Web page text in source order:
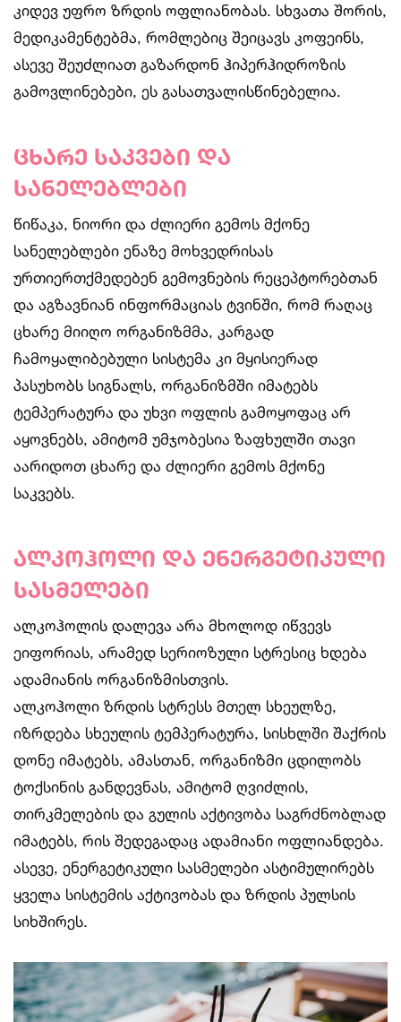
კიდევ უფრო ზრდის ოფლიანობას. სხვათა შორის,
მედიკამენტებმა, რომლებიც შეიცავს კოფეინს,
ასევე შეუძლიათ გაზარდონ ჰიპერჰიდროზის
გამოვლინებები, ეს გასათვალისწინებელია.
ცხარე საკვები და
სანელებლები
წიწაკა, ნიორი და ძლიერი გემოს მქონე
სანელებლები ენაზე მოხვედრისას
ურთიერთქმედებენ გემოვნების რეცეპტორებთან
და აგზავნიან ინფორმაციას ტვინში, რომ რაღაც
ცხარე მიიღო ორგანიზმმა, კარგად
ჩამოყალიბებული სისტემა კი მყისიერად
პასუხობს სიგნალს, ორგანიზმში იმატებს
ტემპერატურა და უხვი ოფლის გამოყოფაც არ
აყოვნებს, ამიტომ უმჯობესია ზაფხულში თავი
აარიდოთ ცხარე და ძლიერი გემოს მქონე
საკვებს.
ალკოჰოლი და ენერგეტიკული
სასმელები
ალკოჰოლის დალევა არა მხოლოდ იწვევს
ეიფორიას, არამედ სერიოზული სტრესიც ხდება
ადამიანის ორგანიზმისთვის.
ალკოჰოლი ზრდის სტრესს მთელ სხეულზე,
იზრდება სხეულის ტემპერატურა, სისხლში შაქრის
დონე იმატებს, ამასთან, ორგანიზმი ცდილობს
ტოქსინის განდევნას, ამიტომ ღვიძლის,
თირკმელების და გულის აქტივობა საგრძნობლად
იმატებს, რის შედეგადაც ადამიანი ოფლიანდება.
ასევე, ენერგეტიკული სასმელები ასტიმულირებს
ყველა სისტემის აქტივობას და ზრდის პულსის
სიხშირეს.